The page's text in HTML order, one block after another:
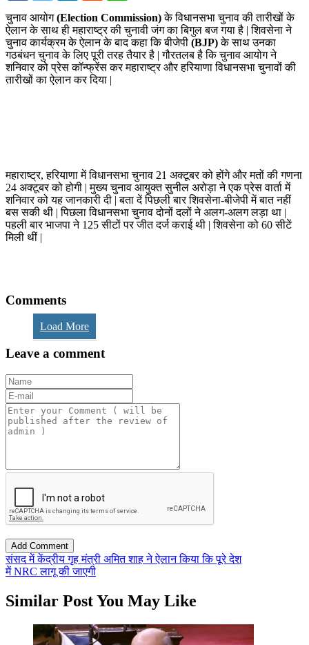
चुनाव आयोग(Election Commission)के विधानसभा चुनाव की तारीखों के
ऐलान के साथ ही महाराष्ट्र की चुनावी जंग का बिगुल बज गया है | शिवसेना ने
चुनाव कार्यक्रम के ऐलान के बाद कहा कि बीजेपी (BJP)के साथ उनका
गठबंधन चुनाव के लिए पूरी तरह तैयार है | गौरतलब है कि चुनाव आयोग ने
शनिवार को प्रेस कॉन्फ्रेंस कर महाराष्ट्र और हरियाणा विधानसभा चुनावों की
तारीखों का ऐलान कर दिया |
महाराष्ट्र, हरियाणा में विधानसभा चुनाव 21 अक्टूबर को होंगे और मतों की गणना
24 अक्टूबर को होगी | मुख्य चुनाव आयुक्त सुनील अरोड़ा ने एक प्रेस वार्ता में
शनिवार को यह जानकारी दी | बता दें पिछली बार शिवसेना-बीजेपी में बात नहीं
बस सकी थी | पिछला विधानसभा चुनाव दोनों दलों ने अलग-अलग लड़ा था |
पहली बार भाजपा ने 125 सीटों पर जीत दर्ज कराई थी | शिवसेना को 60 सीटें
मिली थीं |
Comments
Load More
Leave a comment
संसद में केंद्रीय गृह मंत्री अमित शाह ने ऐलान किया कि पूरे देश
में NRC लागू की जाएगी
Similar Post You May Like